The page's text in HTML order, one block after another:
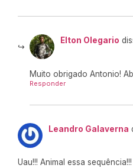
Elton Olegario
Muito obrigado Antonio!
Responder
Leandro Galaverna
Uau!!! Animal essa